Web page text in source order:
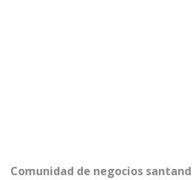
Comunidad de negocios